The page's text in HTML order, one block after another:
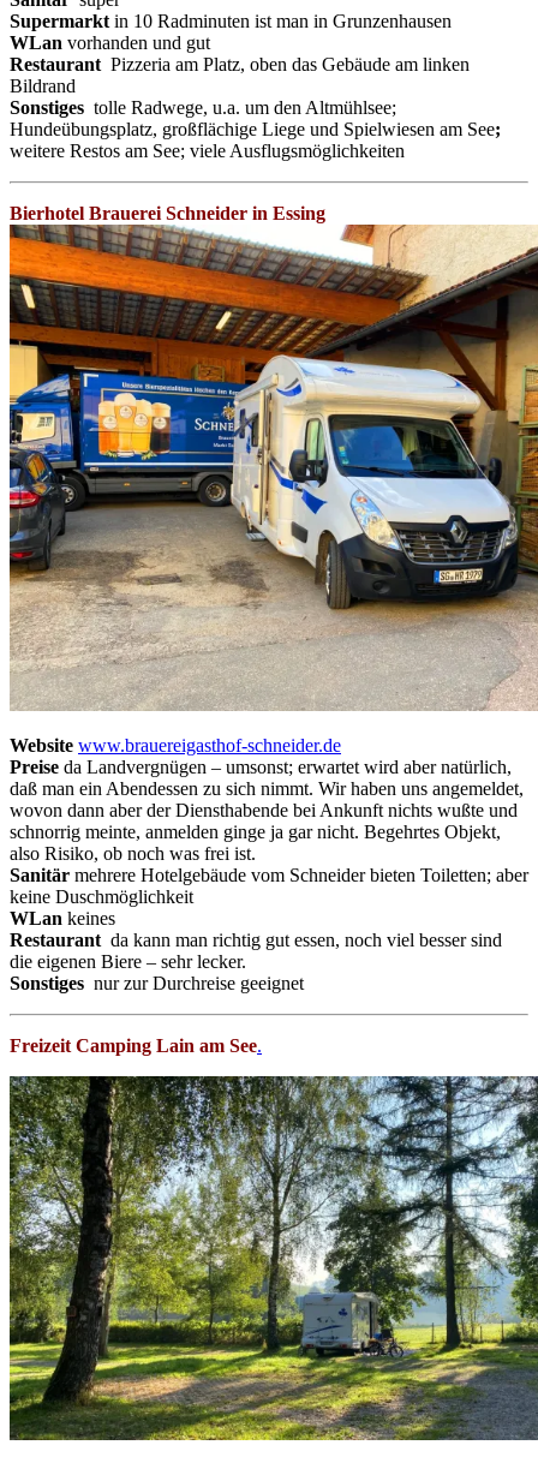
Supermarktin 10 Radminuten ist man in Grunzenhausen
WLan vorhanden und gut
Restaurant Pizzeria am Platz, oben das Gebäude am linken
Bildrand
Sonstiges tolle Radwege, u.a. um den Altmühlsee;
Hundeübungsplatz, großflächige Liege und Spielwiesen am See;
weitere Restos am See; viele Ausflugsmöglichkeiten
Bierhotel Brauerei Schneider in Essing
Website www.brauereigasthof-schneider.de
Preise da Landvergnügen – umsonst; erwartet wird aber natürlich,
daß man ein Abendessen zu sich nimmt. Wir haben uns angemeldet,
wovon dann aber der Diensthabende bei Ankunft nichts wußte und
schnorrig meinte, anmelden ginge ja gar nicht. Begehrtes Objekt,
also Risiko, ob noch was frei ist.
Sanitär mehrere Hotelgebäude vom Schneider bieten Toiletten; aber
keine Duschmöglichkeit
WLan keines
Restaurant da kann man richtig gut essen, noch viel besser sind
die eigenen Biere – sehr lecker.
Sonstiges nur zur Durchreise geeignet
Freizeit Camping Lain am See.